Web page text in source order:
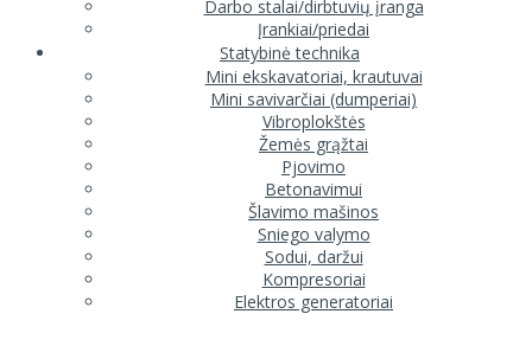
Darbo stalai/dirbtuvių įranga
Įrankiai/priedai
Statybinė technika
Mini ekskavatoriai, krautuvai
Mini savivarčiai (dumperiai)
Vibroplokštės
Žemės grąžtai
Pjovimo
Betonavimui
Šlavimo mašinos
Sniego valymo
Sodui, daržui
Kompresoriai
Elektros generatoriai